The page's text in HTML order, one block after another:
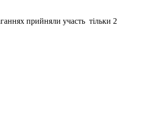
прийняли участь тільки 2